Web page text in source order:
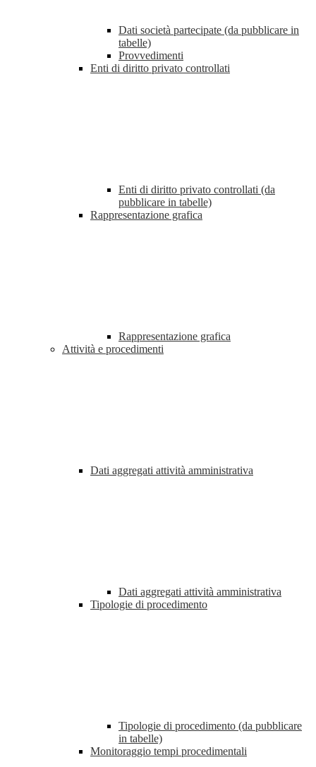
Dati società partecipate (da pubblicare in
tabelle)
Provvedimenti
Enti di diritto privato controllati
Enti di diritto privato controllati (da
pubblicare in tabelle)
Rappresentazione grafica
Rappresentazione grafica
Attività e procedimenti
Dati aggregati attività amministrativa
Dati aggregati attività amministrativa
Tipologie di procedimento
Tipologie di procedimento (da pubblicare
in tabelle)
Monitoraggio tempi procedimentali